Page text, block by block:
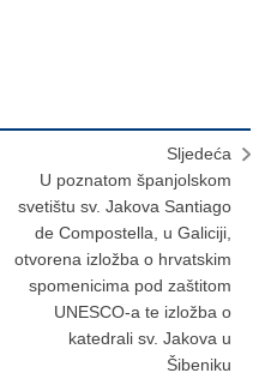
Sljedeća
U poznatom španjolskom
svetištu sv. Jakova Santiago
de Compostella, u Galiciji,
otvorena izložba o hrvatskim
spomenicima pod zaštitom
UNESCO-a te izložba o
katedrali sv. Jakova u
Šibeniku